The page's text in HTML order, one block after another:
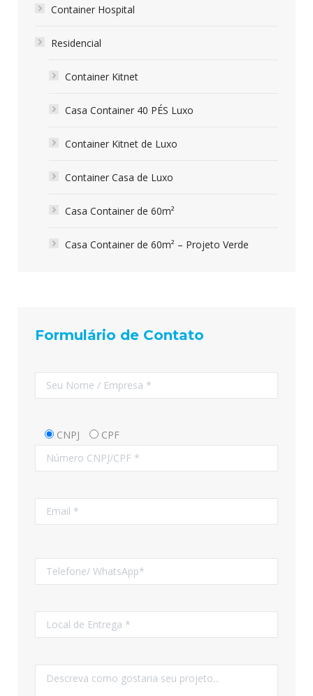
Container Hospital
Residencial
Container Kitnet
Casa Container 40 PÉS Luxo
Container Kitnet de Luxo
Container Casa de Luxo
Casa Container de 60m²
Casa Container de 60m² – Projeto Verde
Formulário de Contato
CNPJ CPF